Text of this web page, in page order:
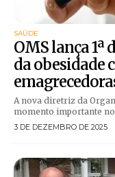
SAÚDE
OMS lança
da obesidade
A nova diretriz da
momento importante
3 DE DEZEMBRO DE 2025